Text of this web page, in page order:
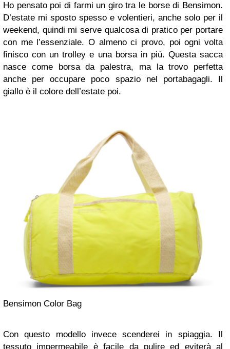
Ho pensato poi di farmi un giro tra le borse di Bensimon.
D’estate mi sposto spesso e volentieri, anche solo per il
weekend, quindi mi serve qualcosa di pratico per portare
con me l’essenziale. O almeno ci provo, poi ogni volta
finisco con un trolley e una borsa in più. Questa sacca
nasce come borsa da palestra, ma la trovo perfetta
anche per occupare poco spazio nel portabagagli. Il
giallo è il colore dell’estate poi.
Bensimon Color Bag
Con questo modello invece scenderei in spiaggia. Il
tessuto impermeabile è facile da pulire ed eviterà al